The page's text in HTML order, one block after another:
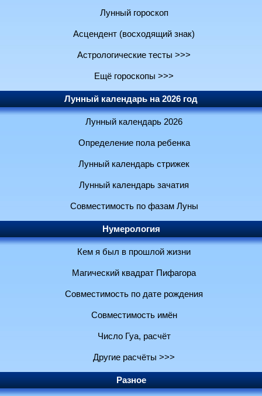
Лунный гороскоп
Асцендент (восходящий знак)
Астрологические тесты >>>
Ещё гороскопы >>>
Лунный календарь на 2026 год
Лунный календарь 2026
Определение пола ребенка
Лунный календарь стрижек
Лунный календарь зачатия
Совместимость по фазам Луны
Нумерология
Кем я был в прошлой жизни
Магический квадрат Пифагора
Совместимость по дате рождения
Совместимость имён
Число Гуа, расчёт
Другие расчёты >>>
Разное